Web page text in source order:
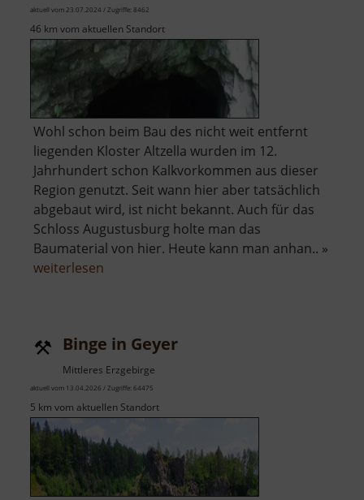
aktuell vom 23.07.2024 / Zugriffe: 8462
46 km vom aktuellen Standort
Wohl schon beim Bau des nicht weit entfernt
liegenden Kloster Altzella wurden im 12.
Jahrhundert schon Kalkvorkommen aus dieser
Region genutzt. Seit wann hier aber tatsächlich
abgebaut wird, ist nicht bekannt. Auch für das
Schloss Augustusburg holte man das
Baumaterial von hier. Heute kann man anhan.. »
weiterlesen
Binge in Geyer
Mittleres Erzgebirge
aktuell vom 13.04.2026 / Zugriffe: 64475
5 km vom aktuellen Standort